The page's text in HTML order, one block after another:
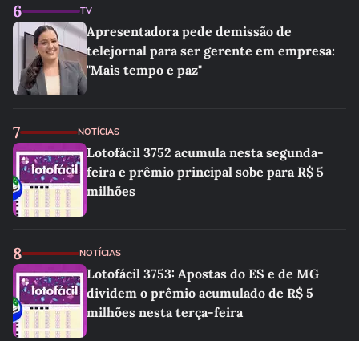
6 TV
Apresentadora pede demissão de
telejornal para ser gerente em empresa:
"Mais tempo e paz"
7 NOTÍCIAS
Lotofácil 3752 acumula nesta segunda-
feira e prêmio principal sobe para R$ 5
milhões
8 NOTÍCIAS
Lotofácil 3753: Apostas do ES e de MG
dividem o prêmio acumulado de R$ 5
milhões nesta terça-feira